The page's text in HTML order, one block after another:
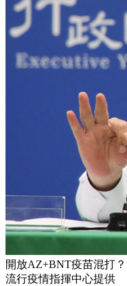
開放AZ+BNT疫苗混打
流行疫情指揮中心提供